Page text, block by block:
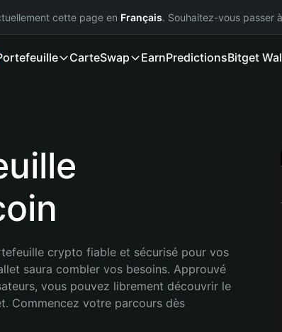
cette page en Français. Souhaitez-vous passer
CarteSwap EarnPredictionsBitget
crypto fiable et sécurisé pour vos
saura combler vos besoins. Approuvé
vous pouvez librement découvrir le
Commencez votre parcours dès